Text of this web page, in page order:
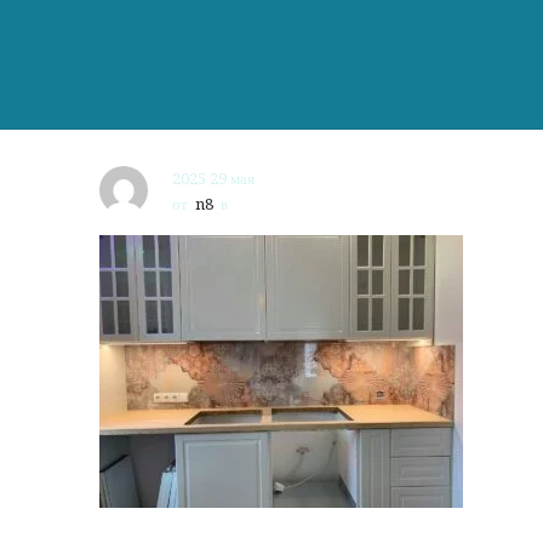
2025 29 мая
от n8 в